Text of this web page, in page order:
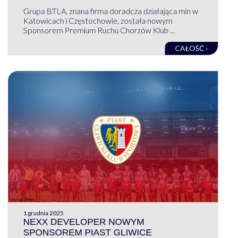
Grupa BTLA, znana firma doradcza działająca min w
Katowicach i Częstochowie, została nowym
Sponsorem Premium Ruchu Chorzów Klub ...
CAŁOŚĆ ›
1 grudnia 2025
NEXX DEVELOPER NOWYM
SPONSOREM PIAST GLIWICE